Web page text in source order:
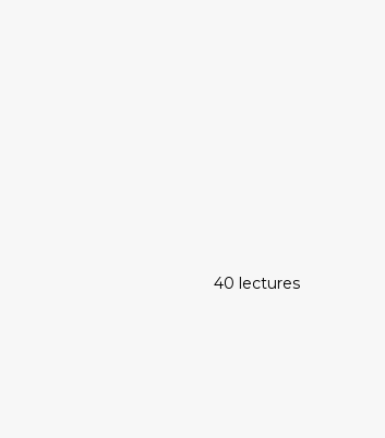
40 lectures